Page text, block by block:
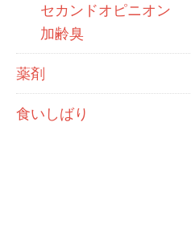
セカンドオピニオン
加齢臭
薬剤
食いしばり